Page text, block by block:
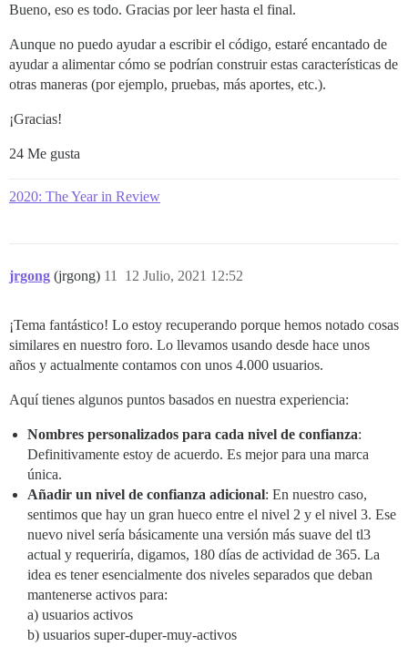
Bueno, eso es todo. Gracias por leer hasta el final.
Aunque no puedo ayudar a escribir el código, estaré encantado de
ayudar a alimentar cómo se podrían construir estas características de
otras maneras (por ejemplo, pruebas, más aportes, etc.).
¡Gracias!
24 Me gusta
2020: The Year in Review
jrgong (jrgong) 12 Julio, 2021 12:52
11
¡Tema fantástico! Lo estoy recuperando porque hemos notado cosas
similares en nuestro foro. Lo llevamos usando desde hace unos
años y actualmente contamos con unos 4.000 usuarios.
Aquí tienes algunos puntos basados en nuestra experiencia:
Nombres personalizados para cada nivel de confianza:
Definitivamente estoy de acuerdo. Es mejor para una marca
única.
Añadir un nivel de confianza adicional: En nuestro caso,
sentimos que hay un gran hueco entre el nivel 2 y el nivel 3. Ese
nuevo nivel sería básicamente una versión más suave del tl3
actual y requeriría, digamos, 180 días de actividad de 365. La
idea es tener esencialmente dos niveles separados que deban
mantenerse activos para:
a) usuarios activos
b) usuarios super-duper-muy-activos